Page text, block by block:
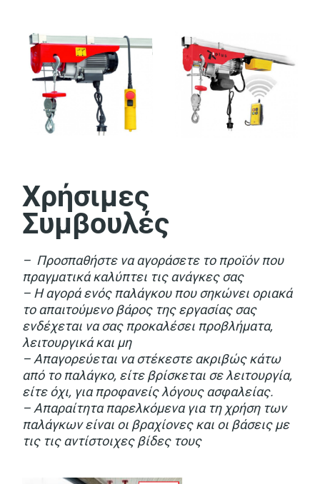
Χρήσιμες
Συμβουλές
– Προσπαθήστε να αγοράσετε το προϊόν που
πραγματικά καλύπτει τις ανάγκες σας
– Η αγορά ενός παλάγκου που σηκώνει οριακά
το απαιτούμενο βάρος της εργασίας σας
ενδέχεται να σας προκαλέσει προβλήματα,
λειτουργικά και μη
– Απαγορεύεται να στέκεστε ακριβώς κάτω
από το παλάγκο, είτε βρίσκεται σε λειτουργία,
είτε όχι, για προφανείς λόγους ασφαλείας.
– Απαραίτητα παρελκόμενα για τη χρήση των
παλάγκων είναι οι βραχίονες και οι βάσεις με
τις τις αντίστοιχες βίδες τους